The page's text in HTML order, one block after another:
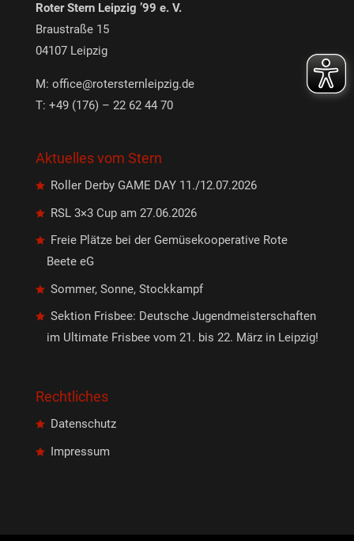
Roter Stern Leipzig ’99 e. V.
Braustraße 15
04107 Leipzig
M: office@rotersternleipzig.de
T: +49 (176) – 22 62 44 70
Aktuelles vom Stern
Roller Derby GAME DAY 11./12.07.2026
RSL 3×3 Cup am 27.06.2026
Freie Plätze bei der Gemüsekooperative Rote
Beete eG
Sommer, Sonne, Stockkampf
Sektion Frisbee: Deutsche Jugendmeisterschaften
im Ultimate Frisbee vom 21. bis 22. März in Leipzig!
Rechtliches
Datenschutz
Impressum